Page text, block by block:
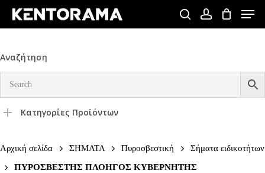
Skip
content
searchaccount
Menu
Αναζήτηση
Κατηγορίες Προϊόντων
Αρχική σελίδα ΣΗΜΑΤΑ Πυροσβεστική
Σήματα ειδικοτήτων
ΠΥΡΟΣΒΕΣΤΗΣ ΠΛΟΗΓΟΣ ΚΥΒΕΡΝΗΤΗΣ